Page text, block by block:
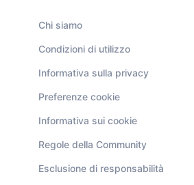
Chi siamo
Condizioni di utilizzo
Informativa sulla privacy
Preferenze cookie
Informativa sui cookie
Regole della Community
Esclusione di responsabilità